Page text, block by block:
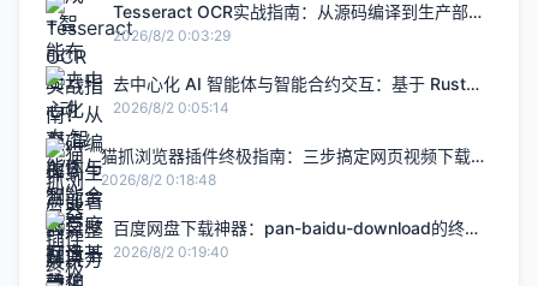
Tesseract OCR实战指南：从源码编译到生产部署
的完整解决方案
2026/8/2 0:03:29
去中心化 AI 智能体与智能合约交互：基于 Rust
Solana Anchor 框架的链上 Agent 实战
2026/8/2 0:05:14
猫抓浏览器插件终极指南：三步搞定网页视频下载的
完整解决方案
2026/8/2 0:18:48
百度网盘下载神器：pan-baidu-download的终极
实战指南
2026/8/2 0:19:40